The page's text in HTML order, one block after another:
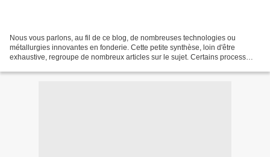
Nous vous parlons, au fil de ce blog, de nombreuses technologies ou
métallurgies innovantes en fonderie. Cette petite synthèse, loin d'être
exhaustive, regroupe de nombreux articles sur le sujet. Certains process